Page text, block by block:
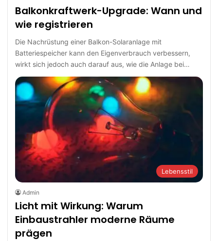
Balkonkraftwerk-Upgrade: Wann und
wie registrieren
Die Nachrüstung einer Balkon-Solaranlage mit
Batteriespeicher kann den Eigenverbrauch verbessern,
wirkt sich jedoch auch darauf aus, wie die Anlage bei…
Lebensstil
Admin
Licht mit Wirkung: Warum
Einbaustrahler moderne Räume
prägen